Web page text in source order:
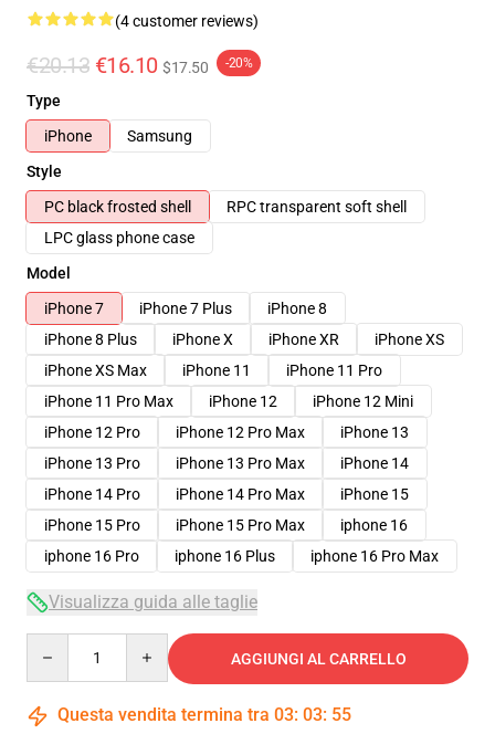
(4 customer reviews)
€20.13 €16.10 $17.50 -20%
Type
iPhone
Samsung
Style
PC black frosted shell
RPC transparent soft shell
LPC glass phone case
Model
iPhone 7
iPhone 7 Plus
iPhone 8
iPhone 8 Plus
iPhone X iPhone XR
iPhone XS
iPhone XS Max
iPhone 11
iPhone 11 Pro
iPhone 11 Pro Max
iPhone 12
iPhone 12 Mini
iPhone 12 Pro
iPhone 12 Pro Max
iPhone 13
iPhone 13 Pro
iPhone 13 Pro Max
iPhone 14
iPhone 14 Pro
iPhone 14 Pro Max
iPhone 15
iPhone 15 Pro
iPhone 15 Pro Max
iphone 16
iphone 16 Pro
iphone 16 Plus iphone 16 Pro Max
Visualizza guida alle taglie
AGGIUNGI AL CARRELLO
Questa vendita termina tra 03: 03: 54